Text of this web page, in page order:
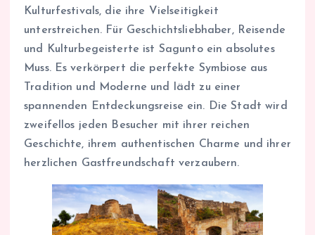
Kulturfestivals, die ihre Vielseitigkeit
unterstreichen. Für Geschichtsliebhaber, Reisende
und Kulturbegeisterte ist Sagunto ein absolutes
Muss. Es verkörpert die perfekte Symbiose aus
Tradition und Moderne und lädt zu einer
spannenden Entdeckungsreise ein. Die Stadt wird
zweifellos jeden Besucher mit ihrer reichen
Geschichte, ihrem authentischen Charme und ihrer
herzlichen Gastfreundschaft verzaubern.